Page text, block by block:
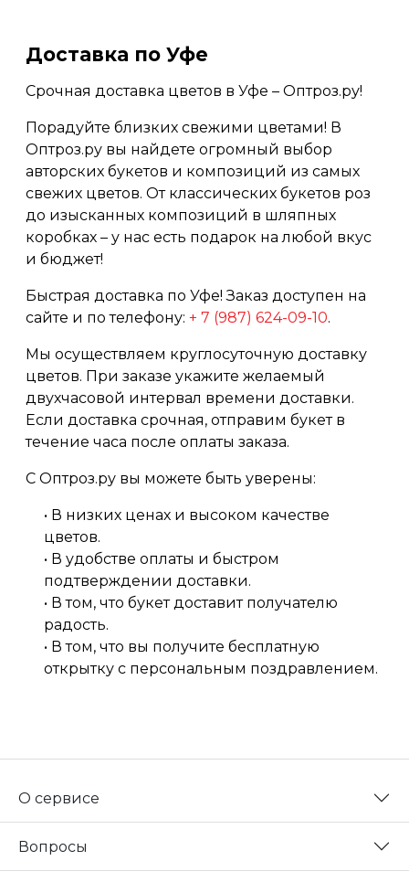
Доставка по Уфе
Срочная доставка цветов в Уфе – Оптроз.ру!
Порадуйте близких свежими цветами! В
Оптроз.ру вы найдете огромный выбор
авторских букетов и композиций из самых
свежих цветов. От классических букетов роз
до изысканных композиций в шляпных
коробках – у нас есть подарок на любой вкус
и бюджет!
Быстрая доставка по Уфе! Заказ доступен на
сайте и по телефону: + 7 (987) 624-09-10.
Мы осуществляем круглосуточную доставку
цветов. При заказе укажите желаемый
двухчасовой интервал времени доставки.
Если доставка срочная, отправим букет в
течение часа после оплаты заказа.
С Оптроз.ру вы можете быть уверены:
• В низких ценах и высоком качестве
цветов.
• В удобстве оплаты и быстром
подтверждении доставки.
• В том, что букет доставит получателю
радость.
• В том, что вы получите бесплатную
открытку с персональным поздравлением.
О сервисе
Вопросы